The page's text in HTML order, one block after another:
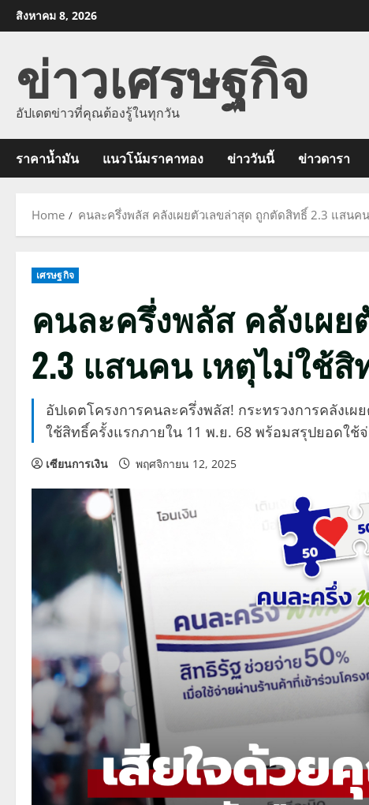
Skip
to
สิงหาคม 8, 2026
ข่าวเศรษฐกิจ
อัปเดตข่าวที่คุณต้องรู้ในทุกวัน
ราคาน้ำมัน แนวโน้มราคาทอง ข่าววันนี้ ข่าวดารา
Home คนละครึ่งพลัส คลังเผยตัวเลขล่าสุด ถูกตัดสิทธิ์ 2.3 แสนค
เศรษฐกิจ
คนละครึ่งพลัส คลังเผ
2.3 แสนคน เหตุไม่ใช้สิ
อัปเดตโครงการคนละครึ่งพลัส! กระทรวงการคลังเ
ใช้สิทธิ์ครั้งแรกภายใน 11 พ.ย. 68 พร้อมสรุปยอดใช้
เซียนการเงิน พฤศจิกายน 12, 2025